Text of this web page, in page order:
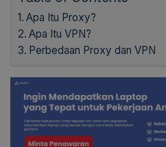
Apa Itu Proxy?
Apa Itu VPN?
Perbedaan Proxy dan VPN